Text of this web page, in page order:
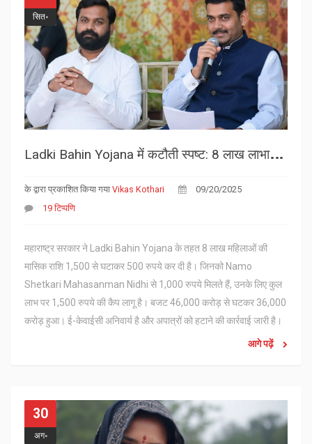
सित॰
L
adki Bahin Yojana में कटौती स्पष्ट: 8 लाख लाभार्थियों को अब 500 रुपये, डबल लाभ पर कैप
के द्वारा प्रकाशित किया गया Vikas Kothari
09/20/2025
19 टिप्पणि
महाराष्ट्र सरकार ने Ladki Bahin Yojana के तहत 8 लाख महिलाओं की
मासिक राशि 1,500 से घटाकर 500 रुपये कर दी है। जिनको Namo
Shetkari Mahasanman Nidhi से 1,000 रुपये मिलते हैं, उनके लिए कुल
लाभ पर 1,500 रुपये की कैप लागू है। बजट 46,000 करोड़ से घटकर 36,000
करोड़ हुआ। ई-केवाईसी अनिवार्य है और अपात्रों को हटाने की कार्रवाई जारी है।
आगे पढ़ें
30
अग॰